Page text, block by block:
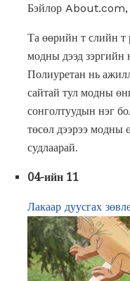
Бэйлор
Та өөрийн т слийн т
модны дээд зэргийн
Полиуретан нь
сайтай тул модны
сонголтуудын нэг
төсөл дээрээ модны
судлаарай.
04-ийн 11
Лакаар дуусгах